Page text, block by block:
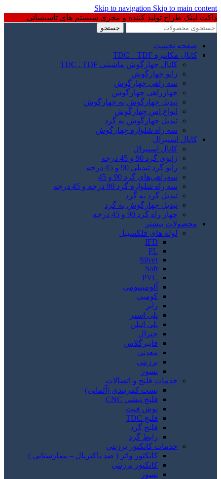
Skip to navigation Skip to main content
داکت لینک طراح تولید کننده و مجری سیستم های تاسیساتی
جستجو
صفحه نخست
کانال مکانیزه TDC – TDF
کانال چهارگوش ماشینی TDC , TDF
زانو چهارگوش
سه راهی چهارگوش
چهارراهی چهارگوش
تبدیل چهارگوش به چهارگوش
انواع اس چهارگوش
تبدیل چهارگوش به گرد
سه راه شلواره چهارگوش
کانال اسپیرال
کانال اسپیرال
زانوی گرد 90 و 45 درجه
زانو گرد تبدیلی 90 و 45 درجه
سه‌راهی‌های گرد 90 و 45
سه راه شلواره گرد 90 درجه و 45 درجه
تبدیل گرد به گرد
تبدیل چهارگوش به گرد
چهار راه گرد 90 و 45 درجه
محصولات بیشتر
لوله های فلکسیبل
IFD
PL
Silver
Soft
PVC
آلومینیومی
کومبی
رابر
پلی استر
پلی اتیلن
جنرال
فایبرگلاس
معدنی
برزنتی
نسوز
خدمات فلنج و اتصالات
بست کمربندی (آلمانی)
فلنج نبشی CNC
پوش فیت
فلنج TDC
فلنج گرد
رابط گرد
خدمات کانکتور برزنتی
کانکتور واتر ( ضد باکتریال – بیمارستانی )
کانکتور برزنتی
نسوز